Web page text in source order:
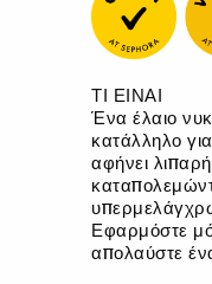
ΤΙ ΕΙΝΑΙ
Ένα έλαιο
κατάλληλο
αφήνει
Εφαρμόστε
απολαύστε